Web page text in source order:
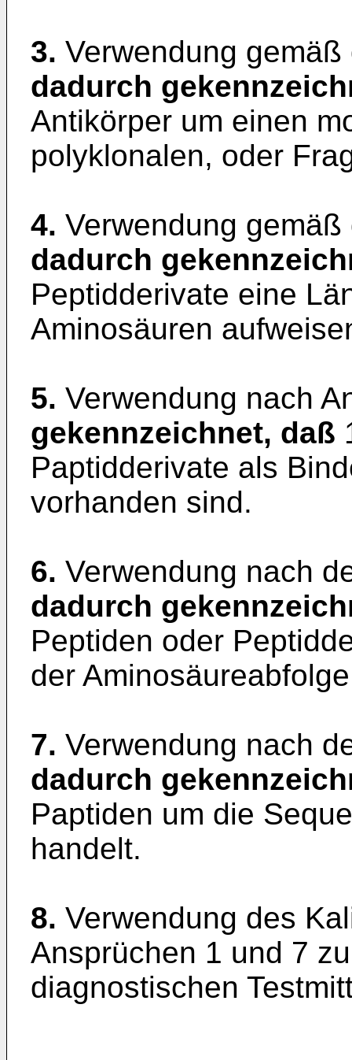
3. Verwendung
dadurch
Antikörper um einen
polyklonalen, oder
4. Verwendung
dadurch
Peptidderivate eine
Aminosäuren
5. Verwendung nach
gekennzeichnet, daß
Paptidderivate als
vorhanden sind.
6. Verwendung nach
dadurch
Peptiden oder
der
7. Verwendung nach
dadurch
Paptiden um die
handelt.
8. Verwendung des
Ansprüchen 1 und 7
diagnostischen